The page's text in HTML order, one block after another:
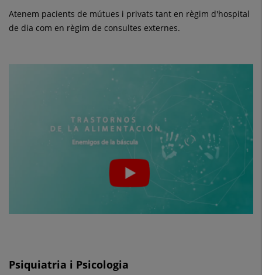
Atenem pacients de mútues i privats tant en règim d'hospital
de dia com en règim de consultes externes.
Psiquiatria i Psicologia